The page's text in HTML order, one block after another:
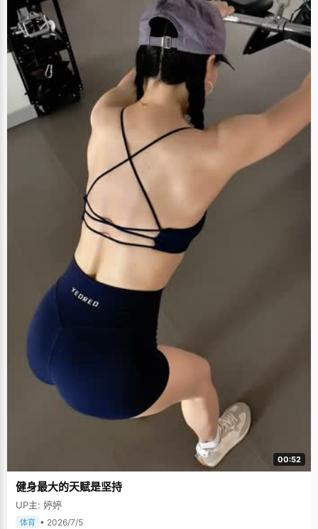
00:52
健身最大的天赋是坚持
UP主: 婷婷
体育 • 2026/7/5